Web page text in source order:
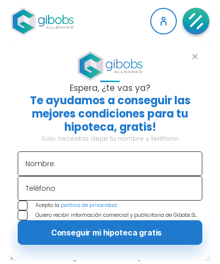
Espera, ¿te vas ya?
Te ayudamos a conseguir las
mejores condiciones para tu
hipoteca, gratis!
Solo necesitas dejar tu nombre y teléfono.
Nombre:
Teléfono
Acepto la política de privacidad
Quiero recibir información comercial y publicitaria de Gibobs SL.
CÓMO CALCULAR LA
CUOTA DE TU
HIPOTECA SEGÚN LOS
DIFERENTES TIPOS DE
INTERÉS
Para muchas familias,la hipoteca es el
compromiso financiero más significativo que
asumirán a lo largo de su vida.Comprender
cómo se calcula la cuota de la hipoteca es
fundamental, especialmente cuando los tipos de
interés fluctúan. Por ello, desdegibobs.comte
ofrecemos una